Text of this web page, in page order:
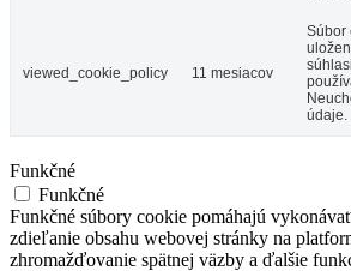
viewed_cookie_policy 11 mesiacov
Súbor
údaje.
Funkčné
Funkčné
Funkčné súbory cookie pomáhajú
zdieľanie obsahu webovej stránky na
zhromažďovanie spätnej väzby a ďalšie